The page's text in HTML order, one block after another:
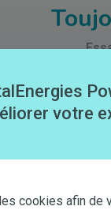
votre
cookies afin de